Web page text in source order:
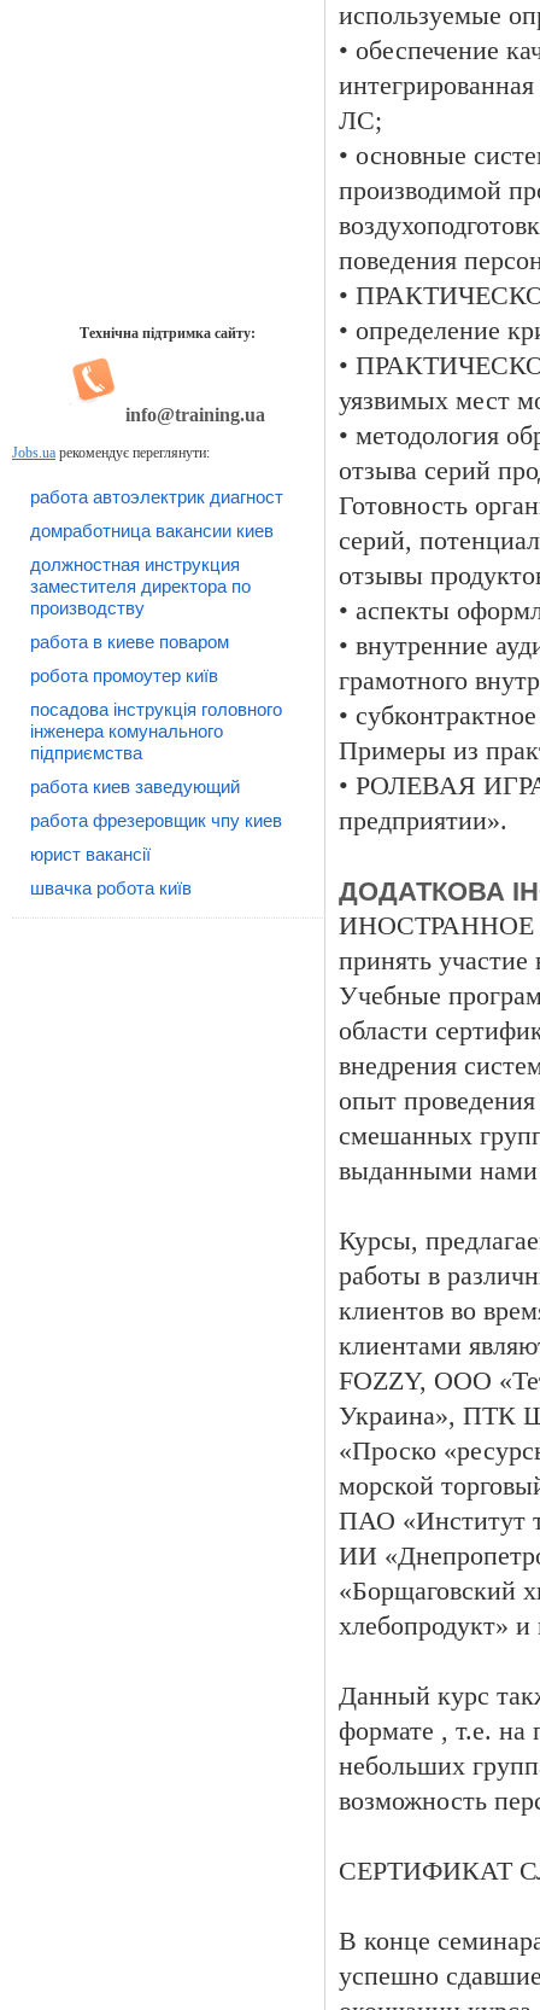
Технічна підтримка сайту:
info@training.ua
Jobs.ua рекомендує переглянути:
работа автоэлектрик диагност
домработница вакансии киев
должностная инструкция
заместителя директора по
производству
работа в киеве поваром
робота промоутер київ
посадова інструкція головного
інженера комунального
підприємства
работа киев заведующий
работа фрезеровщик чпу киев
юрист вакансії
швачка робота київ
используемые
• обеспечение
ЛС;
• основные
производимой
поведения
•
• определение
•
уязвимых мест
• методология
отзыва серий
Готовность
серий,
отзывы
• аспекты
• внутренние
грамотного
•
Примеры из
• РОЛЕВАЯ ИГРА
предприятии».
ДОДАТКОВА
ИНОСТРАННОЕ
принять
Учебные
области
внедрения
опыт
смешанных
выданными нами
Курсы,
работы в
клиентов во
клиентами
FOZZY, ООО
Украина», ПТК
«Проско
морской
ПАО «Институт
ИИ
«Борщаговский
хлебопродукт»
Данный курс
формате , т.е. на
небольших
возможность
СЕРТИФИКАТ
В конце
успешно